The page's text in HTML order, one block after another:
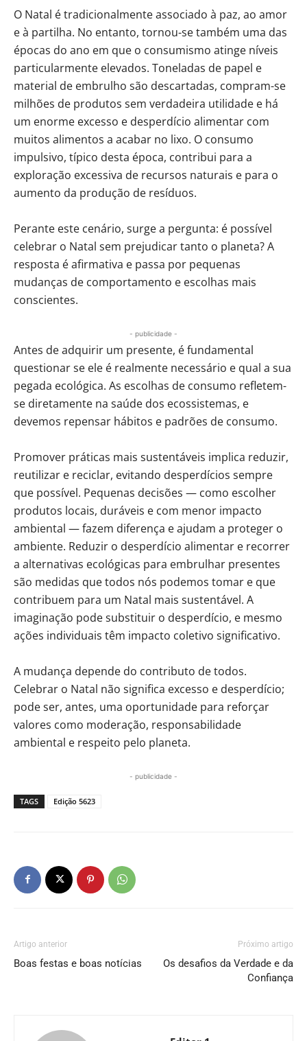
O Natal é tradicionalmente associado à paz, ao amor
e à partilha. No entanto, tornou-se também uma das
épocas do ano em que o consumismo atinge níveis
particularmente elevados. Toneladas de papel e
material de embrulho são descartadas, compram-se
milhões de produtos sem verdadeira utilidade e há
um enorme excesso e desperdício alimentar com
muitos alimentos a acabar no lixo. O consumo
impulsivo, típico desta época, contribui para a
exploração excessiva de recursos naturais e para o
aumento da produção de resíduos.
Perante este cenário, surge a pergunta: é possível
celebrar o Natal sem prejudicar tanto o planeta? A
resposta é afirmativa e passa por pequenas
mudanças de comportamento e escolhas mais
conscientes.
- publicidade -
Antes de adquirir um presente, é fundamental
questionar se ele é realmente necessário e qual a sua
pegada ecológica. As escolhas de consumo refletem-
se diretamente na saúde dos ecossistemas, e
devemos repensar hábitos e padrões de consumo.
Promover práticas mais sustentáveis implica reduzir,
reutilizar e reciclar, evitando desperdícios sempre
que possível. Pequenas decisões — como escolher
produtos locais, duráveis e com menor impacto
ambiental — fazem diferença e ajudam a proteger o
ambiente. Reduzir o desperdício alimentar e recorrer
a alternativas ecológicas para embrulhar presentes
são medidas que todos nós podemos tomar e que
contribuem para um Natal mais sustentável. A
imaginação pode substituir o desperdício, e mesmo
ações individuais têm impacto coletivo significativo.
A mudança depende do contributo de todos.
Celebrar o Natal não significa excesso e desperdício;
pode ser, antes, uma oportunidade para reforçar
valores como moderação, responsabilidade
ambiental e respeito pelo planeta.
- publicidade -
TAGS Edição 5623
Artigo anterior
Boas festas e boas notícias
Próximo artigo
Os desafios da Verdade e da
Confiança